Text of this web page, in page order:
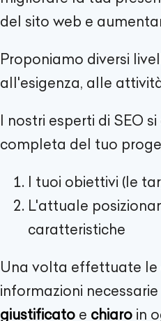
del sito web e
Proponiamo diversi
all'esigenza, alle
I nostri esperti di SEO
completa del tuo
I tuoi obiettivi (le
L'attuale
caratteristiche
Una volta effettuate le
informazioni
giustificato e chiaro in